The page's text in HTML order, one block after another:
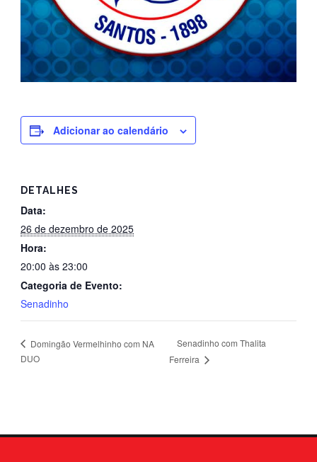
Adicionar ao calendário
DETALHES
Data:
26 de dezembro de 2025
Hora:
20:00 às 23:00
Categoria de Evento:
Senadinho
Domingão Vermelhinho com NA
DUO
Senadinho com Thalita
Ferreira